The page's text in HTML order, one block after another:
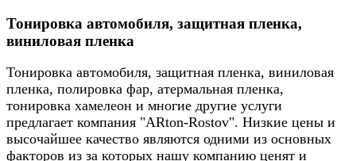
Тонировка автомобиля, защитная пленка,
виниловая пленка
Тонировка автомобиля, защитная пленка, виниловая
пленка, полировка фар, атермальная пленка,
тонировка хамелеон и многие другие услуги
предлагает компания "ARton-Rostov". Низкие цены и
высочайшее качество являются одними из основных
факторов из за которых нашу компанию ценят и